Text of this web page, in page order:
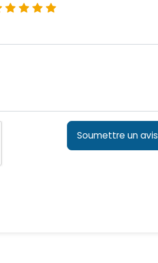
Soumettre un avis